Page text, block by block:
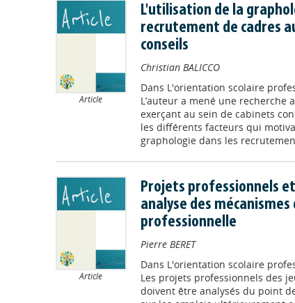
Article
L'utilisation de la
recrutement de cadres
conseils
Christian BALICCO
Dans L'orientation scolaire
L’auteur a mené une recherche
exerçant au sein de cabinets
les différents facteurs qui
graphologie dans les
Article
Projets professionnels
analyse des
professionnelle
Pierre BERET
Dans L'orientation scolaire
Les projets professionnels des
doivent être analysés du point